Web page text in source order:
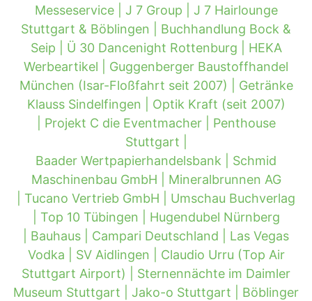
Messeservice | J 7 Group | J 7 Hairlounge
Stuttgart & Böblingen | Buchhandlung Bock &
Seip | Ü 30 Dancenight Rottenburg | HEKA
Werbeartikel | Guggenberger Baustoffhandel
München (Isar-Floßfahrt seit 2007) | Getränke
Klauss Sindelfingen | Optik Kraft (seit 2007)
Projekt C die Eventmacher | Penthouse
Stuttgart |
Baader Wertpapierhandelsbank | Schmid
Maschinenbau GmbH | Mineralbrunnen AG
Tucano Vertrieb GmbH | Umschau Buchverlag
Top 10 Tübingen | Hugendubel Nürnberg
Bauhaus | Campari Deutschland | Las Vegas
Vodka | SV Aidlingen | Claudio Urru (Top Air
Stuttgart Airport) | Sternennächte im Daimler
Museum Stuttgart | Jako-o Stuttgart | Böblinger